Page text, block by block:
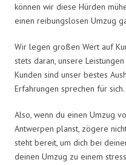
können wir diese Hürden
einen reibungslosen Umzug
Wir legen großen Wert auf
stets daran, unsere
Kunden sind unser bestes
Erfahrungen sprechen für sich.
Also, wenn du einen Umzug
Antwerpen planst, zögere
steht bereit, um dich bei
deinen Umzug zu einem